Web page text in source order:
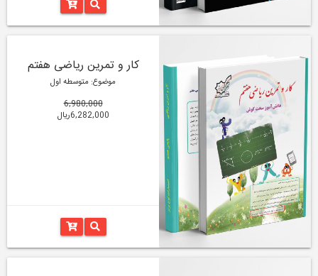
کار و تمرین ریاضی هفتم
موضوع: متوسطه اول
6,980,000
6,282,000ریال